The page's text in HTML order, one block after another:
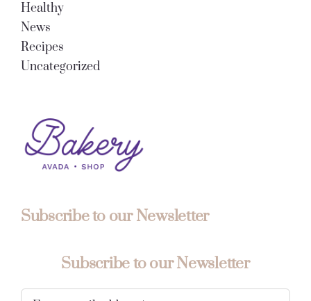
Healthy
News
Recipes
Uncategorized
Subscribe to our Newsletter
Subscribe to our Newsletter